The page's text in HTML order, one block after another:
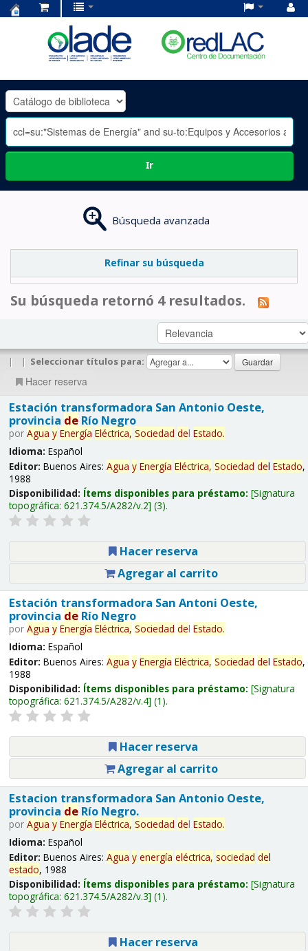
OLADE
-
Ir
Búsqueda avanzada
Refinar su búsqueda
Su búsqueda retornó 4 resultados.
| | Seleccionar títulos para:
Hacer reserva
Estación transformadora San Antonio Oeste,
provincia deRío Negro
por Agua y Energía Eléctrica, Sociedad del Estado.
Idioma: Español
Editor: Buenos Aires: Agua y Energía Eléctrica, Sociedad del Estado,
1988
Disponibilidad: Ítems disponibles para préstamo: Signatura
topográfica: 621.374.5/A282/v.2 (3).
Hacer reserva
Agregar al carrito
Estación transformadora San Antoni Oeste,
provincia deRío Negro
por Agua y Energía Eléctrica, Sociedad del Estado.
Idioma: Español
Editor: Buenos Aires: Agua y Energía Eléctrica, Sociedad del Estado,
1988
Disponibilidad: Ítems disponibles para préstamo: Signatura
topográfica: 621.374.5/A282/v.4 (1).
Hacer reserva
Agregar al carrito
Estacion transformadora San Antonio Oeste,
provincia deRío Negro.
por Agua y Energía Eléctrica, Sociedad del Estado.
Idioma: Español
Editor: Buenos Aires: Agua y energía eléctrica, sociedad del
estado, 1988
Disponibilidad: Ítems disponibles para préstamo: Signatura
topográfica: 621.374.5/A282/v.3 (1).
Hacer reserva